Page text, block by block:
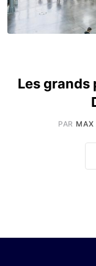
Les grands
PAR MAX